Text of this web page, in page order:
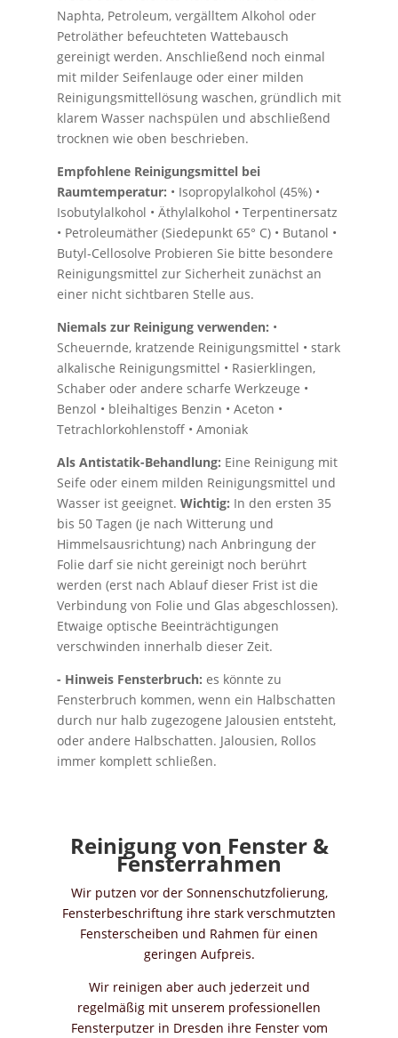
Naphta, Petroleum, vergälltem Alkohol oder
Petroläther befeuchteten Wattebausch
gereinigt werden. Anschließend noch einmal
mit milder Seifenlauge oder einer milden
Reinigungsmittellösung waschen, gründlich mit
klarem Wasser nachspülen und abschließend
trocknen wie oben beschrieben.
Empfohlene Reinigungsmittel bei
Raumtemperatur: • Isopropylalkohol (45%) •
Isobutylalkohol • Äthylalkohol • Terpentinersatz
• Petroleumäther (Siedepunkt 65° C) • Butanol •
Butyl-Cellosolve Probieren Sie bitte besondere
Reinigungsmittel zur Sicherheit zunächst an
einer nicht sichtbaren Stelle aus.
Niemals zur Reinigung verwenden: •
Scheuernde, kratzende Reinigungsmittel • stark
alkalische Reinigungsmittel • Rasierklingen,
Schaber oder andere scharfe Werkzeuge •
Benzol • bleihaltiges Benzin • Aceton •
Tetrachlorkohlenstoff • Amoniak
Als Antistatik-Behandlung: Eine Reinigung mit
Seife oder einem milden Reinigungsmittel und
Wasser ist geeignet. Wichtig: In den ersten 35
bis 50 Tagen (je nach Witterung und
Himmelsausrichtung) nach Anbringung der
Folie darf sie nicht gereinigt noch berührt
werden (erst nach Ablauf dieser Frist ist die
Verbindung von Folie und Glas abgeschlossen).
Etwaige optische Beeinträchtigungen
verschwinden innerhalb dieser Zeit.
- Hinweis Fensterbruch: es könnte zu
Fensterbruch kommen, wenn ein Halbschatten
durch nur halb zugezogene Jalousien entsteht,
oder andere Halbschatten. Jalousien, Rollos
immer komplett schließen.
Reinigung von Fenster &
Fensterrahmen
Wir putzen vor der Sonnenschutzfolierung,
Fensterbeschriftung ihre stark verschmutzten
Fensterscheiben und Rahmen für einen
geringen Aufpreis.
Wir reinigen aber auch jederzeit und
regelmäßig mit unserem professionellen
Fensterputzer in Dresden ihre Fenster vom